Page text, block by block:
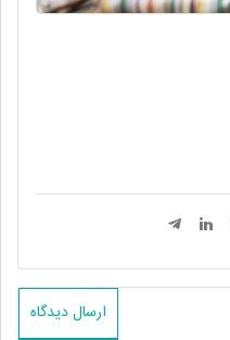
ارسال دیدگاه